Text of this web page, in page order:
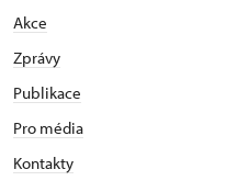
Akce
Zprávy
Publikace
Pro média
Kontakty